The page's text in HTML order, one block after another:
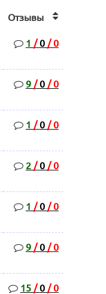
Отзывы
1 / 0 / 0
9 / 0 / 0
1 / 0 / 0
2 / 0 / 0
1 / 0 / 0
9 / 0 / 0
15 / 0 / 0